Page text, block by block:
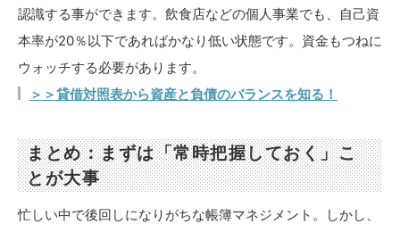
認識する事ができます。飲食店などの個人事業でも、自己資
本率が20％以下であればかなり低い状態です。資金もつねに
ウォッチする必要があります。
＞＞貸借対照表から資産と負債のバランスを知る！
まとめ：まずは「常時把握しておく」こ
とが大事
忙しい中で後回しになりがちな帳簿マネジメント。しかし、